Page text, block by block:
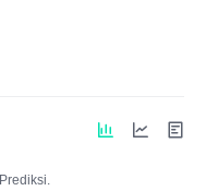
Prediksi.